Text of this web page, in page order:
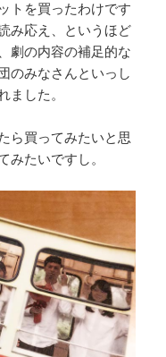
トを買ったわけです
み応え、というほど
劇の内容の補足的な
のみなさんといっし
ました。
ら買ってみたいと思
みたいですし。